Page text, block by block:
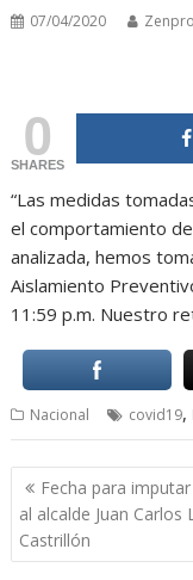
07/04/2020
0
SHARES
“Las medidas
el comportamiento
analizada, hemos
Aislamiento
11:59 p.m. Nuestro
Nacional covid19,
Navegación
de
entradas
Fecha para
al alcalde Juan Carlos
Castrillón